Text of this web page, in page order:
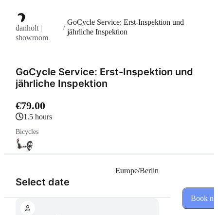
danholt |
showroom
/
GoCycle Service: Erst-Inspektion und
jährliche Inspektion
GoCycle Service: Erst-Inspektion und
jährliche Inspektion
€79.00
1.5 hours
Bicycles
Select date
Europe/Berlin
Book